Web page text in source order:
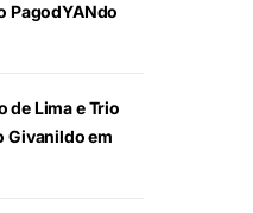
PagodYANdo
de Lima e Trio
Givanildo em